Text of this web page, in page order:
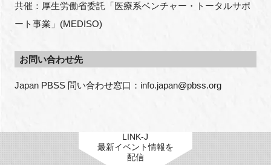
共催：厚生労働省委託「医療系ベンチャー・トータルサポ
ート事業」(MEDISO)
お問い合わせ先
Japan PBSS 問い合わせ窓口：info.japan@pbss.org
LINK-J
最新イベント情報を
配信